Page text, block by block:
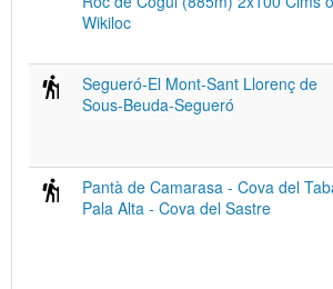
Wikiloc
Segueró-El Mont-Sant Llorenç de
Sous-Beuda-Segueró
Pantà de Camarasa - Cova del
Pala Alta - Cova del Sastre